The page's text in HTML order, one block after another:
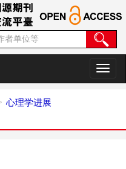
切
换
心理学进展